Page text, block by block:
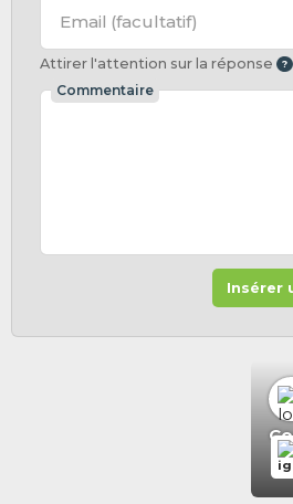
Email (facultatif)
Attirer l'attention sur la réponse
Commentaire
Insérer